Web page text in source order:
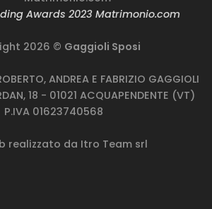
Awards 2023 Matrimonio.com
2026 © Gaggioli Sposi
ANDREA E FABRIZIO GAGGIOLI
18 - 01021 ACQUAPENDENTE (VT)
P.IVA 01623740568
realizzato da Itro Team srl